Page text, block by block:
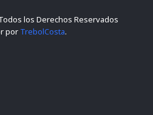
los Derechos Reservados
por TrebolCosta.